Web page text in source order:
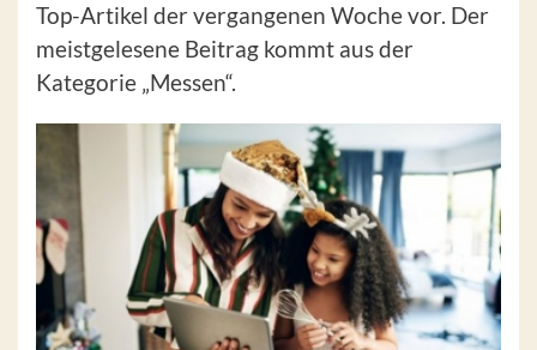
Top-Artikel der vergangenen Woche vor. Der
meistgelesene Beitrag kommt aus der
Kategorie „Messen“.